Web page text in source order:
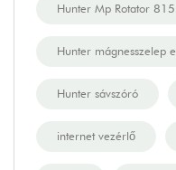
Hunter Mp Rotator 815
Hunter mágnesszelep
Hunter sávszóró
internet vezérlő